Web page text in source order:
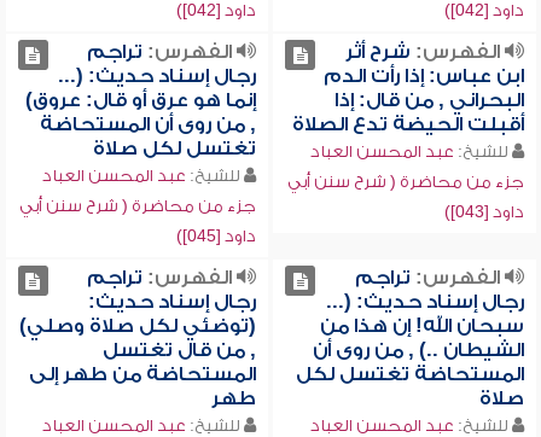
داود [042])
داود [042])
الفهرس: شرح أثر
ابن عباس: إذا رأت الدم
البحراني , من قال: إذا
أقبلت الحيضة تدع الصلاة
للشيخ: عبد المحسن العباد
جزء من محاضرة ( شرح سنن أبي
داود [043])
الفهرس: تراجم
رجال إسناد حديث: (...
إنما هو عرق أو قال: عروق)
, من روى أن المستحاضة
تغتسل لكل صلاة
للشيخ: عبد المحسن العباد
جزء من محاضرة ( شرح سنن أبي
داود [045])
الفهرس: تراجم
رجال إسناد حديث: (...
سبحان الله! إن هذا من
الشيطان ..) , من روى أن
المستحاضة تغتسل لكل
صلاة
للشيخ: عبد المحسن العباد
الفهرس: تراجم
رجال إسناد حديث:
(توضئي لكل صلاة وصلي)
, من قال تغتسل
المستحاضة من طهر إلى
طهر
للشيخ: عبد المحسن العباد